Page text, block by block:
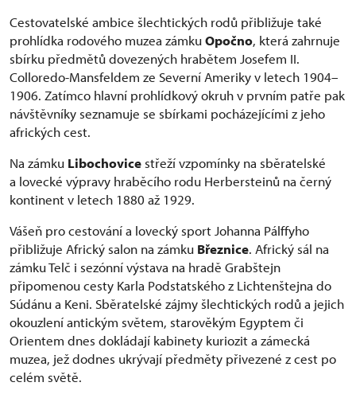
Cestovatelské ambice šlechtických rodů přibližuje také
prohlídka rodového muzea zámkuOpočno, která zahrnuje
sbírku předmětů dovezených hrabětem Josefem II.
Colloredo-Mansfeldem ze Severní Ameriky v letech 1904–
1906. Zatímco hlavní prohlídkový okruh v prvním patře pak
návštěvníky seznamuje se sbírkami pocházejícími z jeho
afrických cest.
Na zámku Libochovice střeží vzpomínky na sběratelské
a lovecké výpravy hraběcího rodu Herbersteinů na černý
kontinent v letech 1880 až 1929.
Vášeň pro cestování a lovecký sport Johanna Pálffyho
přibližuje Africký salon na zámku Březnice. Africký sál na
zámku Telč i sezónní výstava na hradě Grabštejn
připomenou cesty Karla Podstatského z Lichtenštejna do
Súdánu a Keni. Sběratelské zájmy šlechtických rodů a jejich
okouzlení antickým světem, starověkým Egyptem či
Orientem dnes dokládají kabinety kuriozit a zámecká
muzea, jež dodnes ukrývají předměty přivezené z cest po
celém světě.